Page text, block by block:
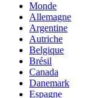
Monde
Allemagne
Argentine
Autriche
Belgique
Brésil
Canada
Danemark
Espagne